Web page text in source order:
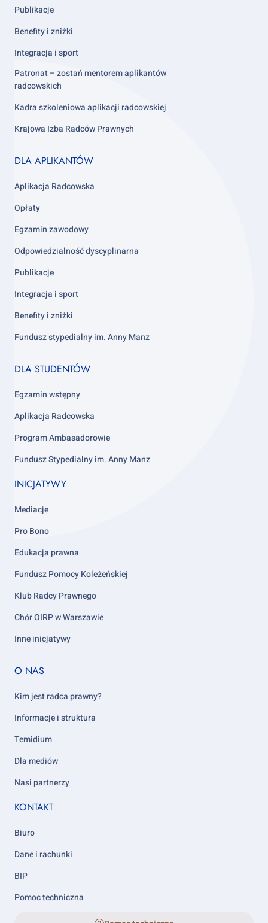
Publikacje
Benefity i zniżki
Integracja i sport
Patronat – zostań mentorem aplikantów
radcowskich
Kadra szkoleniowa aplikacji radcowskiej
Krajowa Izba Radców Prawnych
Footer
3
DLA APLIKANTÓW
Aplikacja Radcowska
Opłaty
Egzamin zawodowy
Odpowiedzialność dyscyplinarna
Publikacje
Integracja i sport
Benefity i zniżki
Fundusz stypedialny im. Anny Manz
Footer
4
DLA STUDENTÓW
Egzamin wstępny
Aplikacja Radcowska
Program Ambasadorowie
Fundusz Stypedialny im. Anny Manz
INICJATYWY
Mediacje
Pro Bono
Edukacja prawna
Fundusz Pomocy Koleżeńskiej
Klub Radcy Prawnego
Chór OIRP w Warszawie
Inne inicjatywy
Footer
5
O NAS
Kim jest radca prawny?
Informacje i struktura
Temidium
Dla mediów
Nasi partnerzy
KONTAKT
Biuro
Dane i rachunki
BIP
Pomoc techniczna